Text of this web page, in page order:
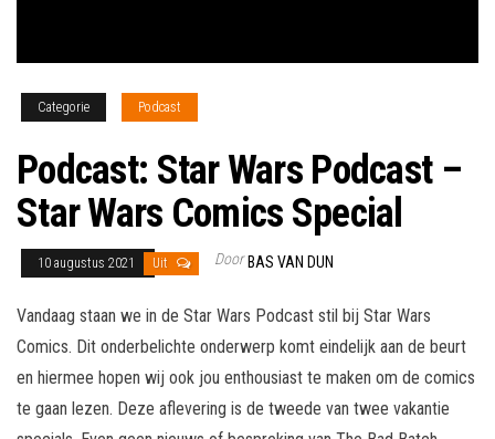
Categorie Podcast
Podcast: Star Wars Podcast –
Star Wars Comics Special
10 augustus 2021 Uit Door BAS VAN DUN
Vandaag staan we in de Star Wars Podcast stil bij Star Wars
Comics. Dit onderbelichte onderwerp komt eindelijk aan de beurt
en hiermee hopen wij ook jou enthousiast te maken om de comics
te gaan lezen. Deze aflevering is de tweede van twee vakantie